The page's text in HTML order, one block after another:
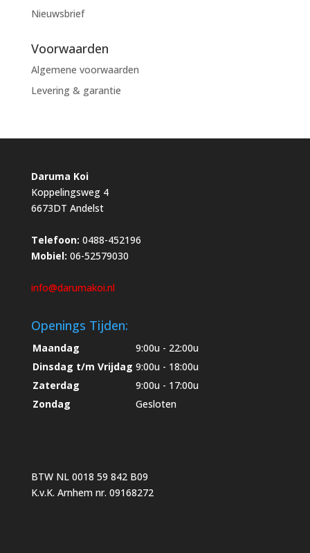
Nieuwsbrief
Voorwaarden
Algemene voorwaarden
Levering & garantie
Daruma Koi
Koppelingsweg 4
6673DT Andelst
Telefoon: 0488-452196
Mobiel: 06-52579030
info@darumakoi.nl
Openings Tijden:
Maandag
9:00u - 22:00u
Dinsdag t/m Vrijdag 9:00u - 18:00u
Zaterdag
9:00u - 17:00u
Zondag
Gesloten
BTW NL 0018 59 842 B09
K.v.K. Arnhem nr. 09168272